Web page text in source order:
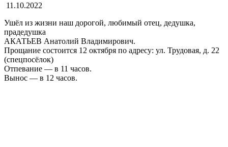
11.10.2022
Ушёл из жизни наш дорогой, любимый отец, дедушка,
прадедушка
АКАТЬЕВ Анатолий Владимирович.
Прощание состоится 12 октября по адресу: ул. Трудовая, д. 22
(спецпосёлок)
Отпевание — в 11 часов.
Вынос — в 12 часов.